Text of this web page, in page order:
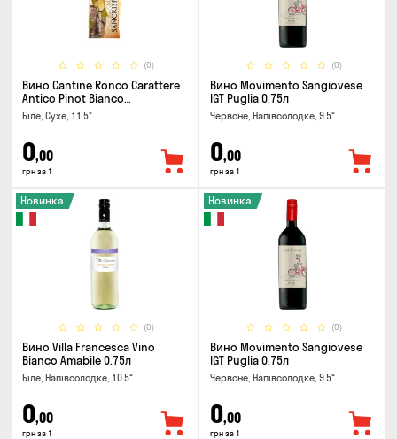
(0)
Вино Cantine Ronco Carattere
Antico Pinot Bianco
Chardonnay Rubicone IGT 0.25л
Біле, Сухе, 11.5°
0,00
грн за 1
(0)
Вино Movimento Sangiovese
IGT Puglia 0.75л
Червоне, Напівсолодке, 9.5°
0,00
грн за 1
(0)
Новинка
Вино Villa Francesca Vino
Bianco Amabile 0.75л
Біле, Напівсолодке, 10.5°
0,00
грн за 1
(0)
Новинка
Вино Movimento Sangiovese
IGT Puglia 0.75л
Червоне, Напівсолодке, 9.5°
0,00
грн за 1